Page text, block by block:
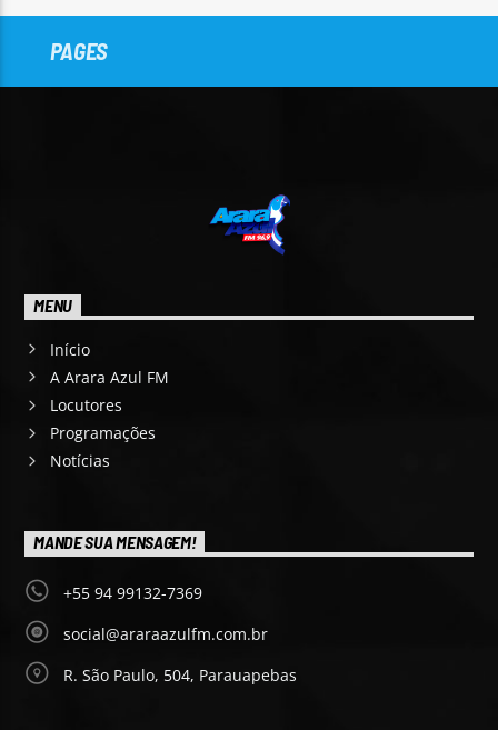
PAGES
MENU
Início
A Arara Azul FM
Locutores
Programações
Notícias
MANDE SUA MENSAGEM!
+55 94 99132-7369
social@araraazulfm.com.br
R. São Paulo, 504, Parauapebas